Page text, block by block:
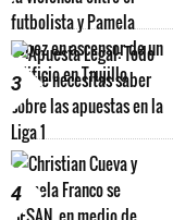
3
4